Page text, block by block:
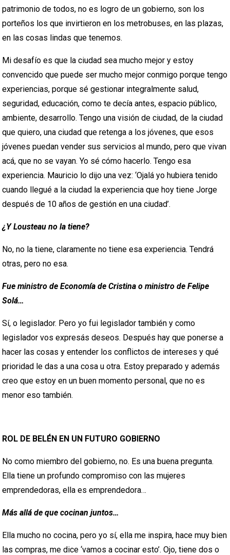
patrimonio de todos, no es logro de un gobierno, son los
porteños los que invirtieron en los metrobuses, en las plazas,
en las cosas lindas que tenemos.
Mi desafío es que la ciudad sea mucho mejor y estoy
convencido que puede ser mucho mejor conmigo porque tengo
experiencias, porque sé gestionar integralmente salud,
seguridad, educación, como te decía antes, espacio público,
ambiente, desarrollo. Tengo una visión de ciudad, de la ciudad
que quiero, una ciudad que retenga a los jóvenes, que esos
jóvenes puedan vender sus servicios al mundo, pero que vivan
acá, que no se vayan. Yo sé cómo hacerlo. Tengo esa
experiencia. Mauricio lo dijo una vez: ‘Ojalá yo hubiera tenido
cuando llegué a la ciudad la experiencia que hoy tiene Jorge
después de 10 años de gestión en una ciudad’.
¿Y Lousteau no la tiene?
No, no la tiene, claramente no tiene esa experiencia. Tendrá
otras, pero no esa.
Fue ministro de Economía de Cristina o ministro de Felipe
Solá…
Sí, o legislador. Pero yo fui legislador también y como
legislador vos expresás deseos. Después hay que ponerse a
hacer las cosas y entender los conflictos de intereses y qué
prioridad le das a una cosa u otra. Estoy preparado y además
creo que estoy en un buen momento personal, que no es
menor eso también.
ROL DE BELÉN EN UN FUTURO GOBIERNO
No como miembro del gobierno, no. Es una buena pregunta.
Ella tiene un profundo compromiso con las mujeres
emprendedoras, ella es emprendedora…
Más allá de que cocinan juntos…
Ella mucho no cocina, pero yo sí, ella me inspira, hace muy bien
las compras, me dice ‘vamos a cocinar esto’. Ojo, tiene dos o